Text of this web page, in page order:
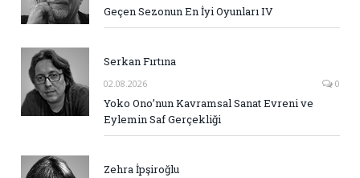
Geçen Sezonun En İyi Oyunları IV
Serkan Fırtına
02.08.2026 0
Yoko Ono’nun Kavramsal Sanat Evreni ve
Eylemin Saf Gerçekliği
Zehra İpşiroğlu